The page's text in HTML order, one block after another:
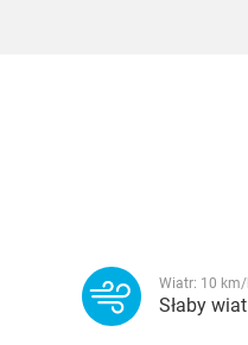
Wiatr: 10
Słaby